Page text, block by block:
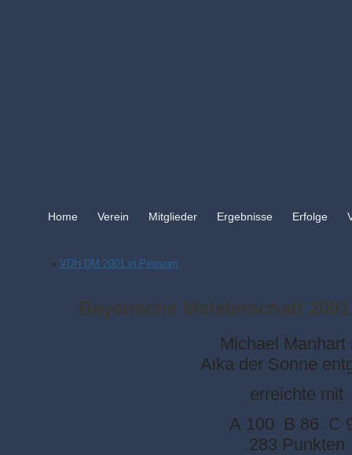
Home Verein Mitglieder Ergebnisse Erfolge
« VDH DM 2001 in Pewsum
Bayerische Meisterschaft
Michael Manhart
Aika der Sonne
erreichte mit
A 100 B 86 C
283 Punkten